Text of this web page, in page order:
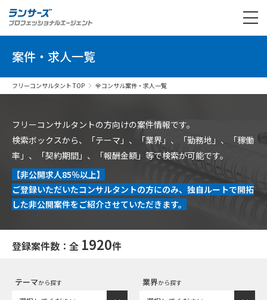
案件・求人一覧
フリーコンサルタント TOP 全コンサル案件・求人一覧
フリーコンサルタントの方向けの案件情報です。
検索ボックスから、「テーマ」、「業界」、「勤務地」、「稼働
率」、「契約期間」、「報酬金額」等で検索が可能です。
【非公開求人85％以上】
ご登録いただいたコンサルタントの方にのみ、独自ルートで開拓
した非公開案件をご紹介させていただきます。
登録案件数：全 1920件
テーマから探す 業界から探す